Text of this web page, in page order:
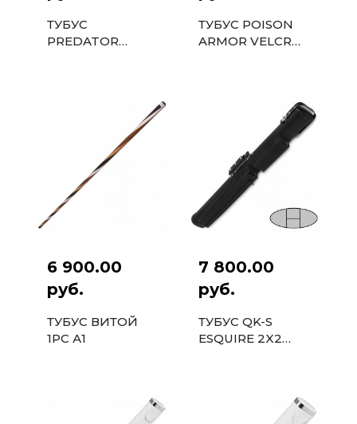
ТУБУС
PREDATOR
ТУБУС POISON
ARMOR VELCRO
6 900.00
руб.
ТУБУС ВИТОЙ
1PC А1
7 800.00
руб.
ТУБУС QK-S
ESQUIRE 2X2